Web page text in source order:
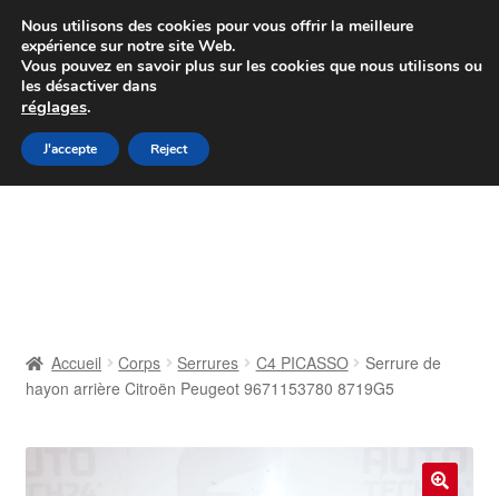
Colissimo livraison à partir de 7 EUR
Du lundi au vendredi de 9 h à 16 h
Aller
à
Aller
au
Contact
Livraison
Accueil Corps Serrures C4 PICASSO
Serrure de
hayon arrière Citroën Peugeot 9671153780 8719G5
Nous utilisons des cookies pour vous offrir la meilleure
expérience sur notre site Web.
Vous pouvez en savoir plus sur les cookies que nous utilisons ou
les désactiver dans
réglages.
J'accepte Reject